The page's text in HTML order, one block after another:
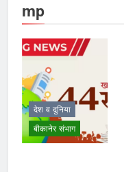
mp
देश व दुनिया
बीकानेर संभाग